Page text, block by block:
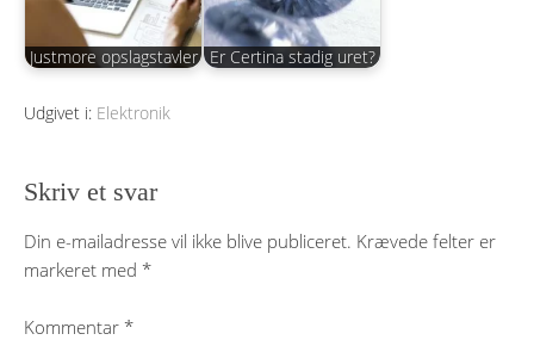
Justmore opslagstavler Er Certina stadig uret?
Udgivet i: Elektronik
Skriv et svar
Din e-mailadresse vil ikke blive publiceret. Krævede felter er
markeret med *
Kommentar *